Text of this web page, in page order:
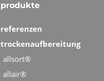
produkte
referenzen
trockenaufbereitung
allsort®
allair®